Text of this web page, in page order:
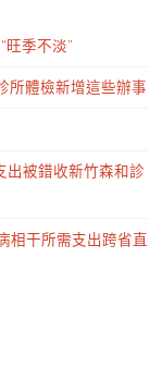
季不淡”
所體檢新增這些辦事
出被錯收新竹森和診
相干所需支出跨省直